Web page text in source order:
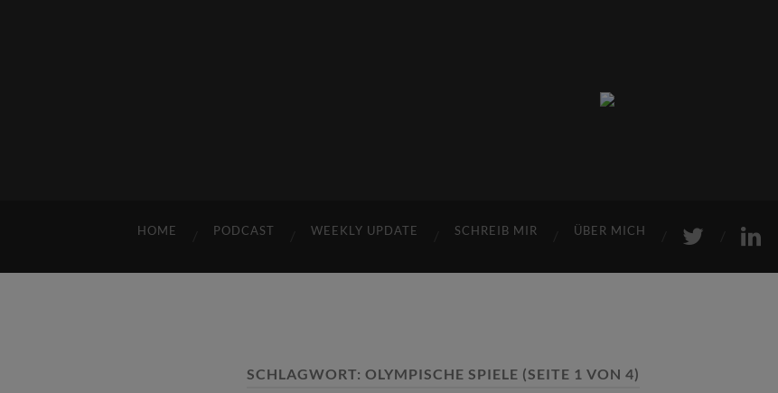
HOME PODCAST WEEKLY UPDATE SCHREIB MIR ÜBER MICH
SCHLAGWORT: OLYMPISCHE SPIELE (SEITE 1 VON 4)